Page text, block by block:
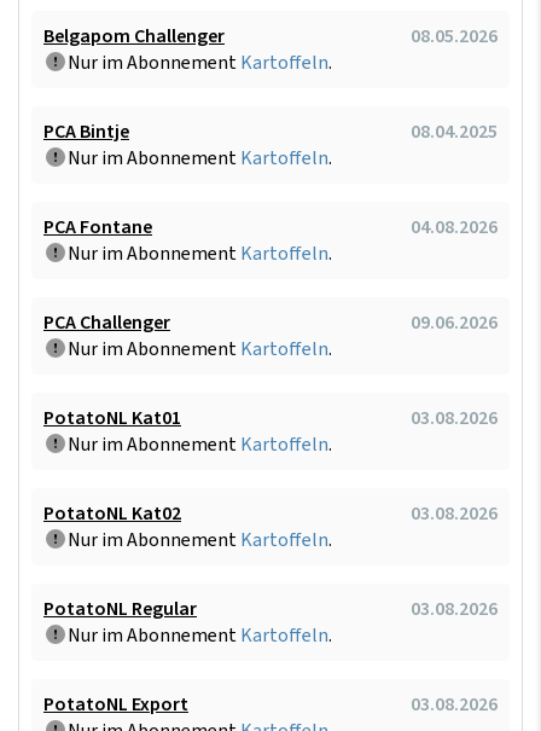
Belgapom Challenger
08.05.2026
Nur im AbonnementKartoffeln.
PCA Bintje
08.04.2025
Nur im AbonnementKartoffeln.
PCA Fontane
04.08.2026
Nur im AbonnementKartoffeln.
PCA Challenger
09.06.2026
Nur im AbonnementKartoffeln.
PotatoNL Kat01
03.08.2026
Nur im AbonnementKartoffeln.
PotatoNL Kat02
03.08.2026
Nur im AbonnementKartoffeln.
PotatoNL Regular
03.08.2026
Nur im AbonnementKartoffeln.
PotatoNL Export
03.08.2026